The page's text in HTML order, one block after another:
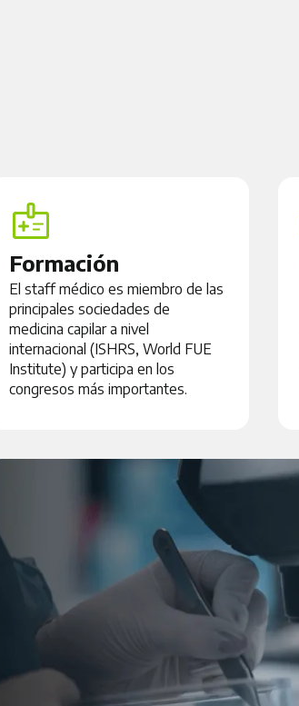
Formación
El staff médico es miembro de las
principales sociedades de
medicina capilar a nivel
internacional (ISHRS, World FUE
Institute) y participa en los
congresos más importantes.